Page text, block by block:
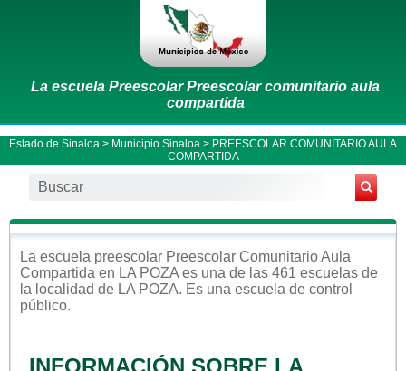
La escuela Preescolar Preescolar comunitario aula
compartida
Estado de Sinaloa > Municipio Sinaloa > PREESCOLAR COMUNITARIO AULA
COMPARTIDA
La escuela preescolar Preescolar Comunitario Aula
Compartida en LA POZA es una de las 461 escuelas de
la localidad de LA POZA. Es una escuela de control
público.
INFORMACIÓN SOBRE LA